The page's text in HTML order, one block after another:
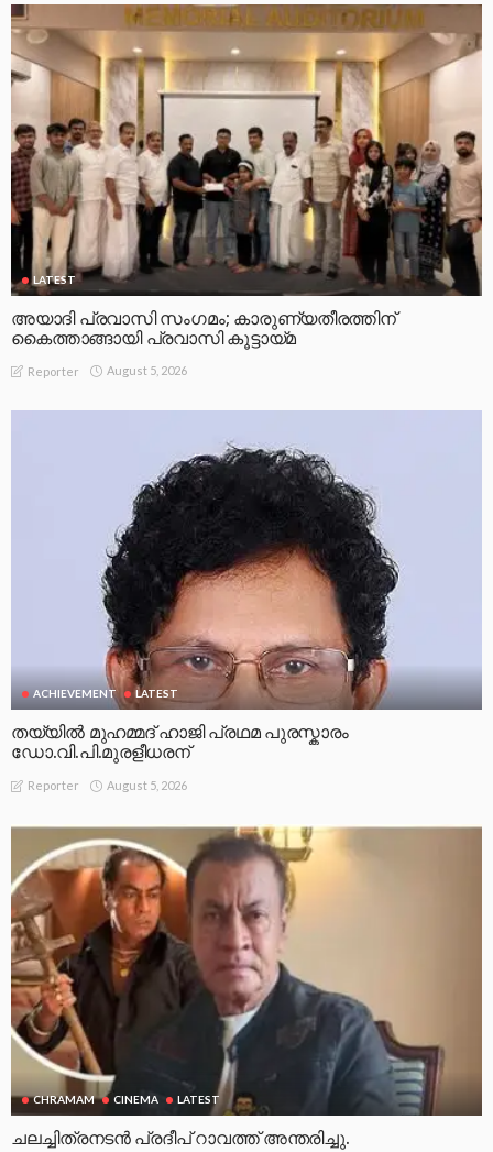
LATEST
അയാദി പ്രവാസി സംഗമം; കാരുണ്യതീരത്തിന്
കൈത്താങ്ങായി പ്രവാസി കൂട്ടായ്മ
Reporter August 5, 2026
ACHIEVEMENT LATEST
തയ്യിൽ മുഹമ്മദ് ഹാജി പ്രഥമ പുരസ്കാരം
ഡോ.വി.പി.മുരളീധരന്
Reporter August 5, 2026
CHRAMAM CINEMA LATEST
ചലച്ചിത്രനടൻ പ്രദീപ് റാവത്ത് അന്തരിച്ചു.